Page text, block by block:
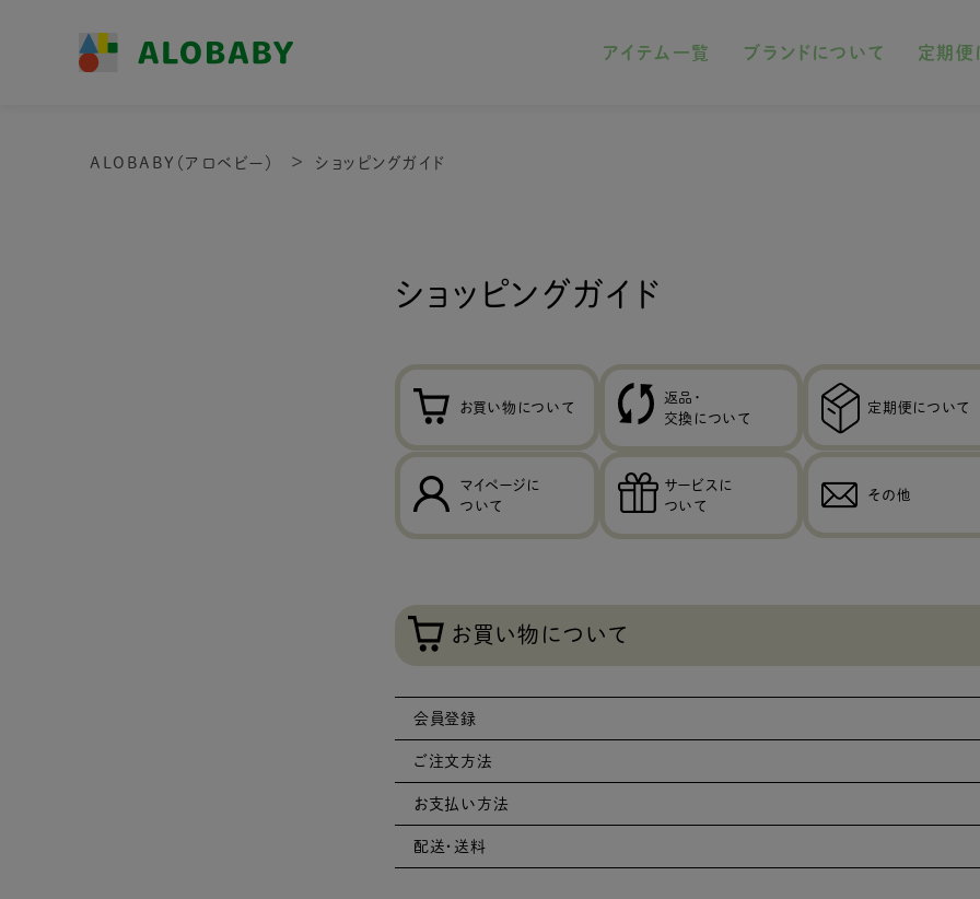
アイテム一覧 ブランドについて 定期便
ALOBABY（アロベビー） ショッピングガイド
ショッピングガイド
お買い物について
返品・
交換について
定期便について
マイページに
ついて
サービスに
ついて
その他
お買い物について
会員登録
ご注文方法
お支払い方法
配送・送料